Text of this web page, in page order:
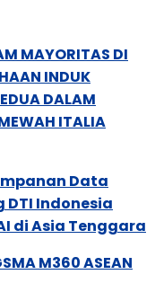
MAYORITAS DI
INDUK
DALAM
ITALIA
Data
DTI Indonesia
di Asia Tenggara
M360 ASEAN